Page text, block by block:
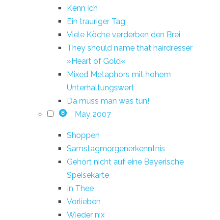
Kenn ich
Ein trauriger Tag
Viele Köche verderben den Brei
They should name that hairdresser
»Heart of Gold«
Mixed Metaphors mit hohem
Unterhaltungswert
Da muss man was tun!
8 May 2007
Shoppen
Samstagmorgenerkenntnis
Gehört nicht auf eine Bayerische
Speisekarte
In Thee
Vorlieben
Wieder nix